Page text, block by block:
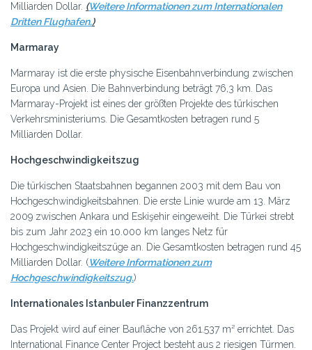
Milliarden Dollar. (Weitere Informationen zum Internationalen
Dritten Flughafen.)
Marmaray
Marmaray ist die erste physische Eisenbahnverbindung zwischen
Europa und Asien. Die Bahnverbindung beträgt 76,3 km. Das
Marmaray-Projekt ist eines der größten Projekte des türkischen
Verkehrsministeriums. Die Gesamtkosten betragen rund 5
Milliarden Dollar.
Hochgeschwindigkeitszug
Die türkischen Staatsbahnen begannen 2003 mit dem Bau von
Hochgeschwindigkeitsbahnen. Die erste Linie wurde am 13. März
2009 zwischen Ankara und Eskişehir eingeweiht. Die Türkei strebt
bis zum Jahr 2023 ein 10.000 km langes Netz für
Hochgeschwindigkeitszüge an. Die Gesamtkosten betragen rund 45
Milliarden Dollar. (Weitere Informationen zum
Hochgeschwindigkeitszug.)
Internationales Istanbuler Finanzzentrum
Das Projekt wird auf einer Baufläche von 261.537 m² errichtet. Das
International Finance Center Project besteht aus 2 riesigen Türmen.